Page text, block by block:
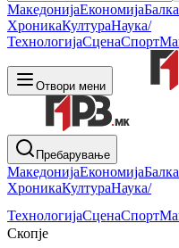
МакедонијаЕкономија
ХроникаКултураНаука/
ТехнологијаСценаСпорт
Отвори мени
Пребарување
МакедонијаЕкономија
ХроникаКултураНаука/
ТехнологијаСценаСпорт
Скопје